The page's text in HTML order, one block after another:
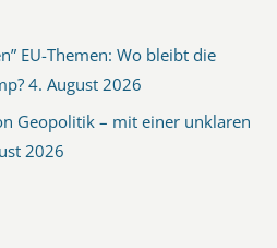
EU-Themen: Wo bleibt die
4. August 2026
Geopolitik – mit einer unklaren
2026